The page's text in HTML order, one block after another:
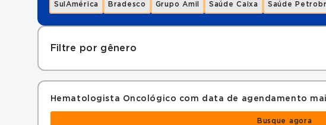
SulAmérica Bradesco Grupo Amil Saúde Caixa Saúde
Filtre por gênero
Hematologista Oncológico com data de agendamento
Busque agora